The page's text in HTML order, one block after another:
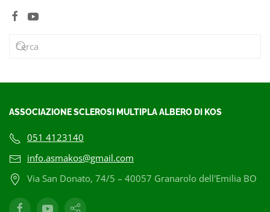
ASSOCIAZIONE SCLEROSI MULTIPLA ALBERO DI KOS
051 4123140
info.asmakos@gmail.com
Via San Donato, 74/5 – 40057 Granarolo dell'Emilia BO